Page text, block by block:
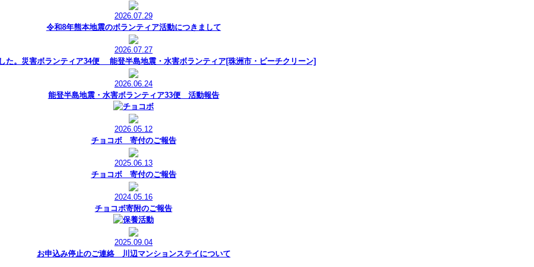
2026.07.29
令和8年熊本地震のボランティア活動につきまして
2026.07.27
た。災害ボランティア34便 能登半島地震・水害ボランティア[珠洲市・ビーチクリーン]
2026.06.24
能登半島地震・水害ボランティア33便 活動報告
2026.05.12
チョコボ 寄付のご報告
2025.06.13
チョコボ 寄付のご報告
2024.05.16
チョコボ寄附のご報告
2025.09.04
お申込み停止のご連絡 川辺マンションステイについて